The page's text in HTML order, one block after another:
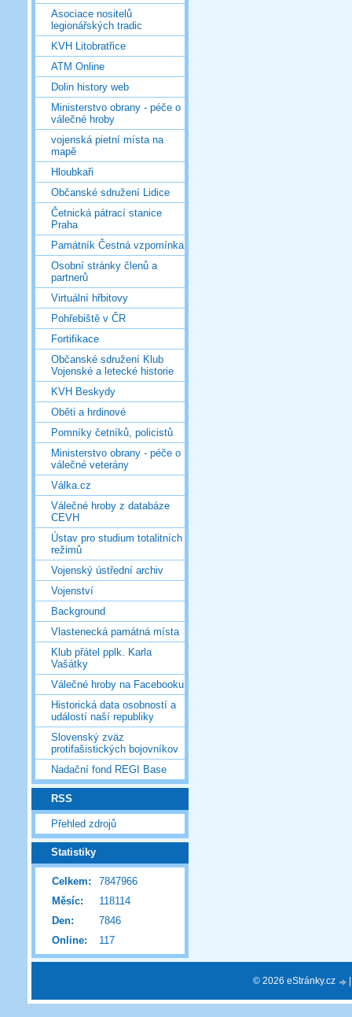
Asociace nositelů
legionářských tradic
KVH Litobratřice
ATM Online
Dolin history web
Ministerstvo obrany - péče o
válečné hroby
vojenská pietní místa na
mapě
Hloubkaři
Občanské sdružení Lidice
Četnická pátrací stanice
Praha
Památník Čestná vzpomínka
Osobní stránky členů a
partnerů
Virtuální hřbitovy
Pohřebiště v ČR
Fortifikace
Občanské sdružení Klub
Vojenské a letecké historie
KVH Beskydy
Oběti a hrdinové
Pomníky četníků, policistů
Ministerstvo obrany - péče o
válečné veterány
Válka.cz
Válečné hroby z databáze
CEVH
Ústav pro studium totalitních
režimů
Vojenský ústřední archiv
Vojenství
Background
Vlastenecká památná místa
Klub přátel pplk. Karla
Vašátky
Válečné hroby na Facebooku
Historická data osobností a
událostí naší republiky
Slovenský zväz
protifašistických bojovníkov
Nadační fond REGI Base
RSS
Přehled zdrojů
Statistiky
Online: 117
Celkem:
7847966
Měsíc:
118114
Den:
7846
© 2026 eStránky.cz